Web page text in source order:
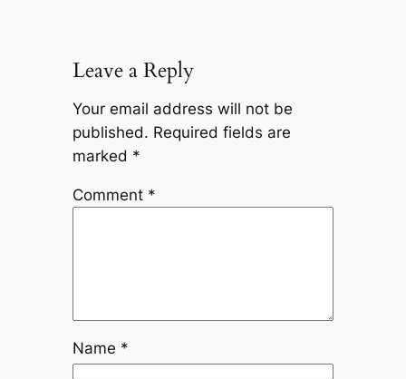
Leave a Reply
Your email address will not be
published. Required fields are
marked *
Comment *
Name *